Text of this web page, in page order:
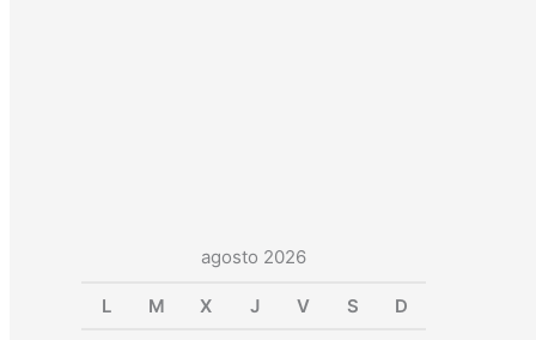
agosto 2026
L M X J V S D